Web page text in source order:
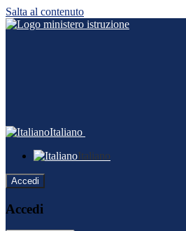
Salta al contenuto
Italiano
Italiano
Accedi
Accedi